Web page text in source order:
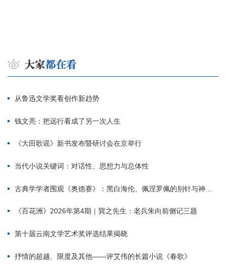
从鲁迅文学奖看创作新趋势
钱文亮：把远行看成了另一次人生
《大田歌谣》新书发布暨研讨会在京举行
当代小说关键词：对话性、思想力与总体性
古典学学者围观《奥德赛》：黑白海伦、佩涅罗佩的别针与神秘入侵者
《百花洲》2026年第4期｜巽之先生：老兵朱向前侧记三题
第十届云南文学艺术奖评选结果揭晓
抒情的超越、限度及其他——评艾伟的长篇小说《春歌》